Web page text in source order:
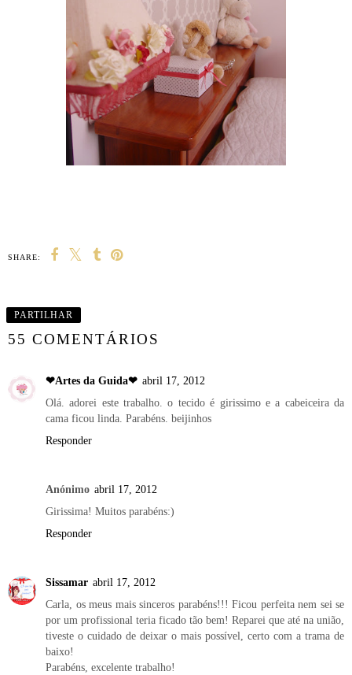
SHARE:
PARTILHAR
55 COMENTÁRIOS
❤Artes da Guida❤ abril 17, 2012
Olá. adorei este trabalho. o tecido é girissimo e a cabeiceira da
cama ficou linda. Parabéns. beijinhos
Responder
Anónimo abril 17, 2012
Girissima! Muitos parabéns:)
Responder
Sissamar abril 17, 2012
Carla, os meus mais sinceros parabéns!!! Ficou perfeita nem sei se
por um profissional teria ficado tão bem! Reparei que até na união,
tiveste o cuidado de deixar o mais possível, certo com a trama de
baixo!
Parabéns, excelente trabalho!